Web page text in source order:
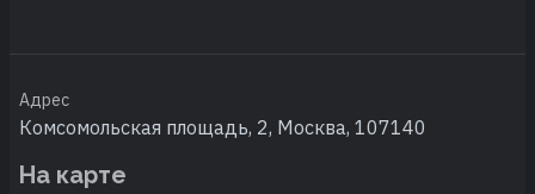
Адрес
Комсомольская площадь, 2, Москва, 107140
На карте